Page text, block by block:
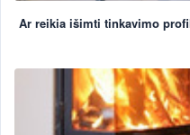
Ar reikia išimti tinkavimo